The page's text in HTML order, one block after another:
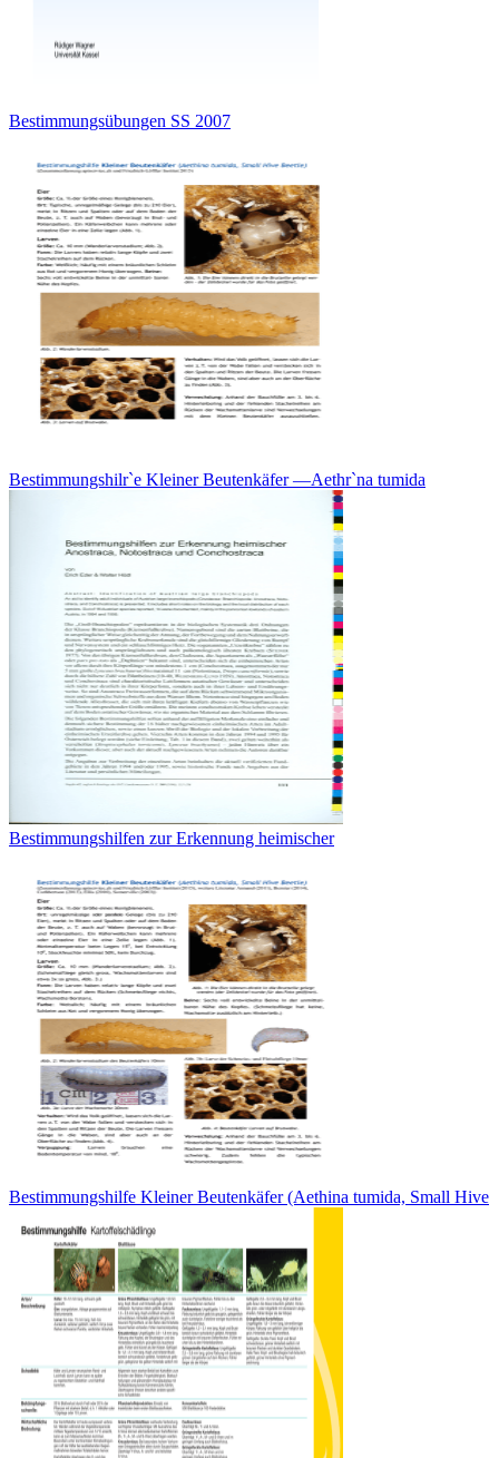
Bestimmungsübungen SS 2007
Bestimmungshilr`e Kleiner Beutenkäfer —Aethr`na tumida
Bestimmungshilfen zur Erkennung heimischer
Bestimmungshilfe Kleiner Beutenkäfer (Aethina tumida, Small Hive